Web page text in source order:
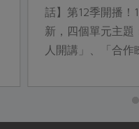
話】第12季開播！
新，四個單元主題
人開講」、「合